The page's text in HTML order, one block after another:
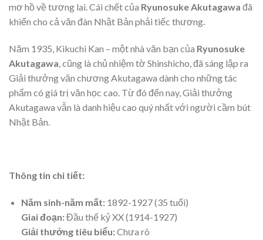
mơ hồ về tương lai. Cái chết của Ryunosuke Akutagawa đã
khiến cho cả văn đàn Nhật Bản phải tiếc thương.
Năm 1935, Kikuchi Kan – một nhà văn bạn của Ryunosuke
Akutagawa , cũng là chủ nhiệm tờ Shinshicho, đã sáng lập ra
Giải thưởng văn chương Akutagawa dành cho những tác
phẩm có giá trị văn học cao. Từ đó đến nay, Giải thưởng
Akutagawa vẫn là danh hiệu cao quý nhất với người cầm bút
Nhật Bản.
Thông tin chi tiết:
Năm sinh-năm mất:1892-1927 (35 tuổi)
Giai đoạn:Đầu thế kỷ XX (1914-1927)
Giải thưởng tiêu biểu:Chưa rõ